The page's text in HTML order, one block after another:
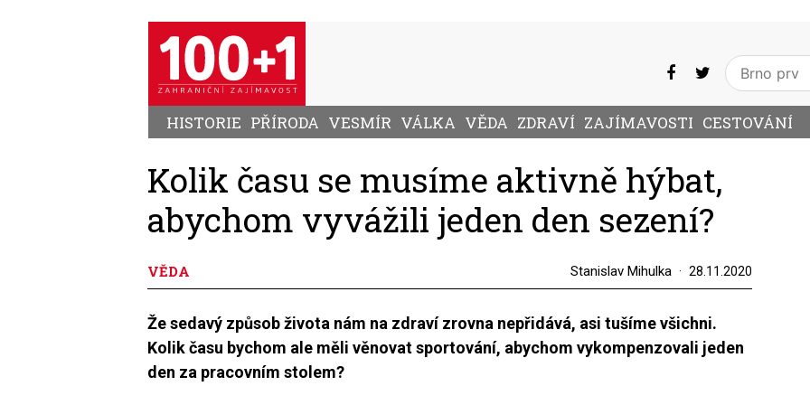
HISTORIE PŘÍRODA VESMÍR VÁLKA VĚDA ZDRAVÍ ZAJÍMAVOSTI CESTOVÁNÍ
Kolik času se musíme aktivně hýbat,
abychom vyvážili jeden den sezení?
VĚDA Stanislav Mihulka 28.11.2020
Že sedavý způsob života nám na zdraví zrovna nepřidává, asi tušíme všichni.
Kolik času bychom ale měli věnovat sportování, abychom vykompenzovali jeden
den za pracovním stolem?